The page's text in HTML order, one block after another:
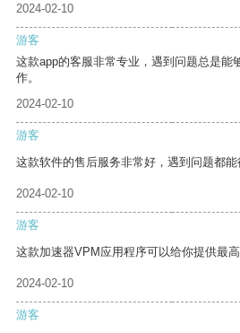
2024-02-10
游客
这款app的客服非常专业，遇到问题总是能
作。
2024-02-10
游客
这款软件的售后服务非常好，遇到问题都能
2024-02-10
游客
这款加速器VPM应用程序可以给你提供最高
2024-02-10
游客